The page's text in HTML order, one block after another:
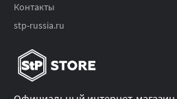
Контакты
stp-russia.ru